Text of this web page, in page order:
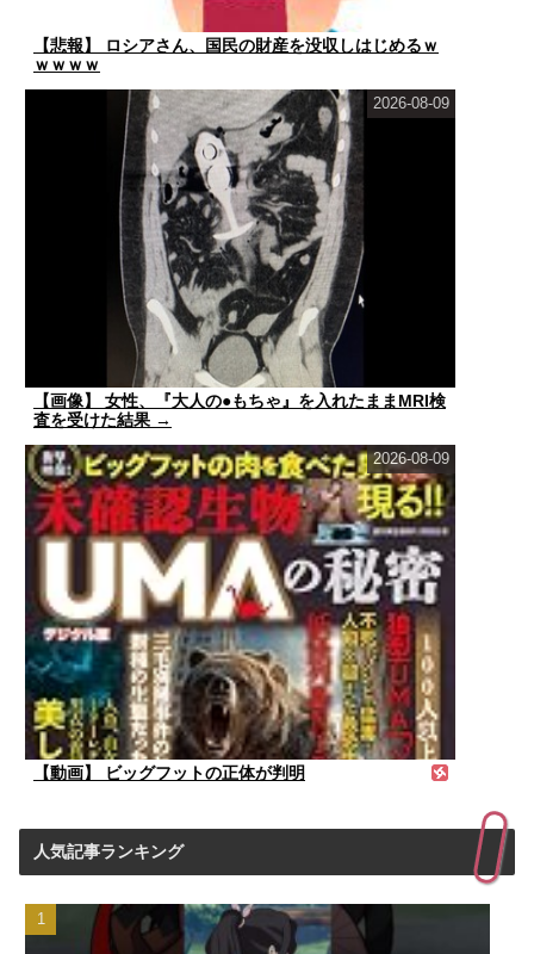
【悲報】 ロシアさん、国民の財産を没収しはじめるｗ
ｗｗｗｗ
【画像】 女性、『大人の●もちゃ』を入れたままMRI検
査を受けた結果 →
2026-08-09
【動画】 ビッグフットの正体が判明
2026-08-09
人気記事ランキング